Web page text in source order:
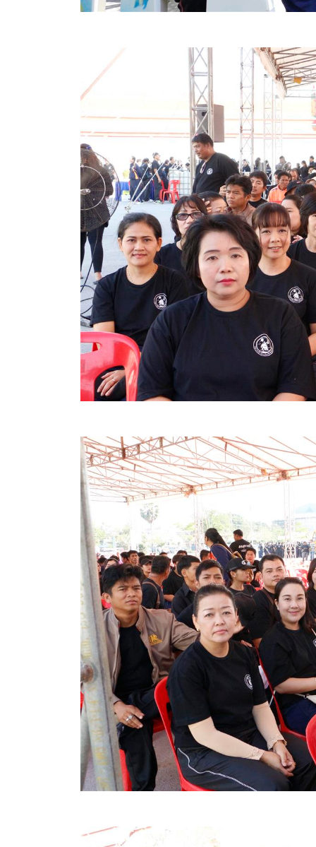
ITA : การประเมินคุณธรรมและความโปร่งใสในการ
การจัดการความรู้ (KM)
ข้อระเบียบและกฎหมาย
มาตรฐานการปฏิบัติงาน
แผนพัฒนาท้องถิ่น ของอบจ.สุพรรณบุรี
ข้อบัญญัติงบประมาณรายจ่ายประจำปี ของ อบจ.สุ
ข้อบัญญัติอื่นๆ ของ อบจ.สุพรรณบุรี
รายงานการประชุมสภา อบจ.สุพรรณบุรี
รายงานรายรับรายจ่าย อบจ.สุพรรณบุรี
รายงานการติดตามและประเมินผลแผนพัฒนาท้อง
ระบบสืบค้นข้อมูล ประกาศ ก.จ.จ. สุพรรณบุรี (พ.ศ
Document
คลินิกเซ็นเตอร์
แบบฟอร์มบริหารงานบุคคล
รายงานตรวจสอบภายใน
รายงานเครื่องจักรกล อบจ.
ศูนย์อำนวยการการเลือกตั้ง สมาชิกสภาและนายก
งานแผนการบริหารจัดการความเสี่ยงของ อบจ.สุพร